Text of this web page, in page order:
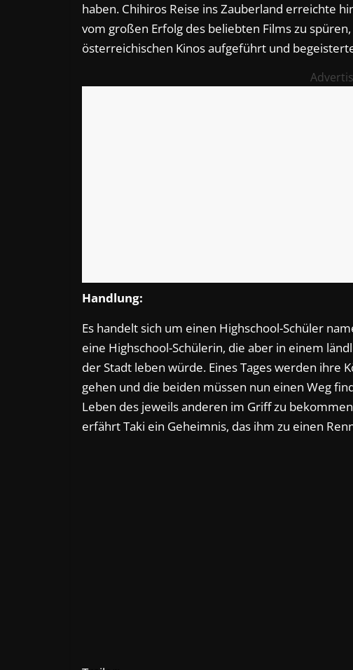
haben. Chihiros Reise ins Zauberland erreichte
vom großen Erfolg des beliebten Films zu
österreichischen Kinos aufgeführt und
Handlung:
Es handelt sich um einen Highschool-Schüler
eine Highschool-Schülerin, die aber in einem
der Stadt leben würde. Eines Tages werden ihre
gehen und die beiden müssen nun einen Weg
Leben des jeweils anderen im Griff zu
erfährt Taki ein Geheimnis, das ihm zu einen